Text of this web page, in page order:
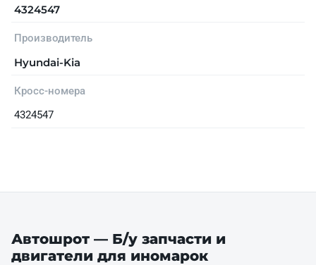
4324547
Производитель
Hyundai-Kia
Кросс-номера
4324547
Автошрот — Б/у запчасти и
двигатели для иномарок